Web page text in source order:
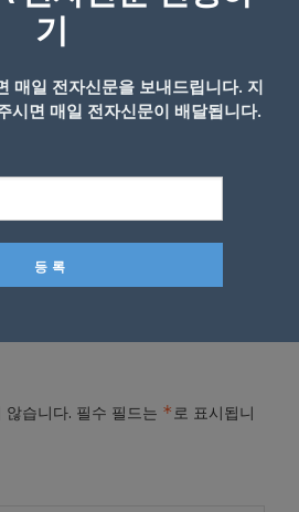
말&#8230;시카고 전역서
총격 부상(영상)
않습니다. 필수 필드는 *로 표시됩니
기
매일 전자신문을 보내드립니다. 지
시면 매일 전자신문이 배달됩니다.